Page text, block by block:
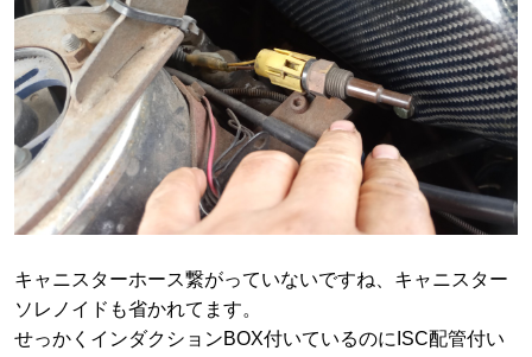
キャニスターホース繋がっていないですね、キャニスター
ソレノイドも省かれてます。
せっかくインダクションBOX付いているのにISC配管付い